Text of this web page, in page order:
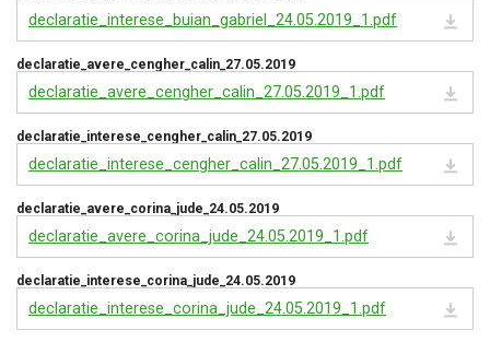
declaratie_interese_buian_gabriel_24.05.2019_1.pdf
declaratie_avere_cengher_calin_27.05.2019
declaratie_avere_cengher_calin_27.05.2019_1.pdf
declaratie_interese_cengher_calin_27.05.2019
declaratie_interese_cengher_calin_27.05.2019_1.pdf
declaratie_avere_corina_jude_24.05.2019
declaratie_avere_corina_jude_24.05.2019_1.pdf
declaratie_interese_corina_jude_24.05.2019
declaratie_interese_corina_jude_24.05.2019_1.pdf